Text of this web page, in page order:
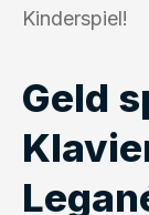
Kinderspiel!
Geld